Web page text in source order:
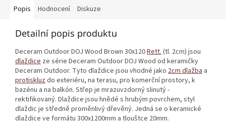
Popis Hodnocení Diskuze
Detailní popis produktu
Deceram Outdoor DOJ Wood Brown 30x120Rett. (tl. 2cm) jsou
dlaždice ze série Deceram Outdoor DOJ Wood od keramičky
Deceram Outdoor. Tyto dlaždice jsou vhodné jako 2cm dlažba a
protiskluzdo exteriéru, na terasu, pro komerční prostory, k
bazénu a na balkón. Střep je mrazuvzdorný slinutý -
rektifikovaný. Dlaždice jsou hnědé s hrubým povrchem, styl
dlaždic je středně proměnlivý dřevěný. Jedná se o keramické
dlaždice ve formátu 300x1200mm a tlouštce 20mm.